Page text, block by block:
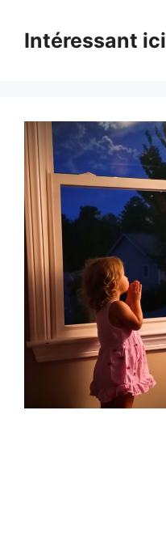
contentIntéressant ici